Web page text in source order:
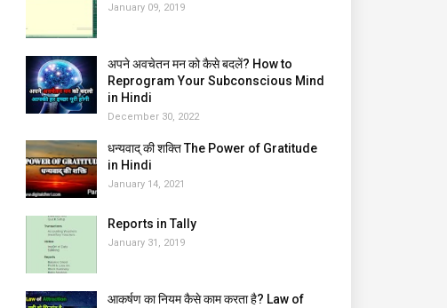
January 09, 2019
अपने अवचेतन मन को कैसे बदलें? How to
Reprogram Your Subconscious Mind
in Hindi
December 30, 2022
धन्यवाद् की शक्ति The Power of Gratitude
in Hindi
January 14, 2021
Reports in Tally
January 31, 2019
आकर्षण का नियम कैसे काम करता है? Law of